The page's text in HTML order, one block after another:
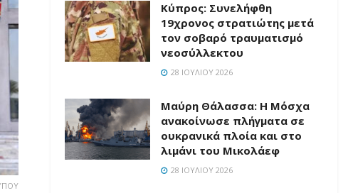
Κύπρος: Συνελήφθη
19χρονος στρατιώτης μετά
τον σοβαρό τραυματισμό
νεοσύλλεκτου
28 ΙΟΥΛΊΟΥ 2026
Μαύρη Θάλασσα: Η Μόσχα
ανακοίνωσε πλήγματα σε
ουκρανικά πλοία και στο
λιμάνι του Μικολάεφ
28 ΙΟΥΛΊΟΥ 2026